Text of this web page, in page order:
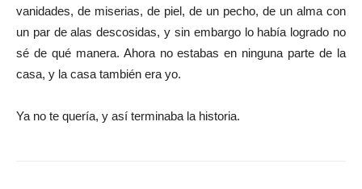
vanidades, de miserias, de piel, de un pecho, de un alma con
un par de alas descosidas, y sin embargo lo había logrado no
sé de qué manera. Ahora no estabas en ninguna parte de la
casa, y la casa también era yo.
Ya no te quería, y así terminaba la historia.